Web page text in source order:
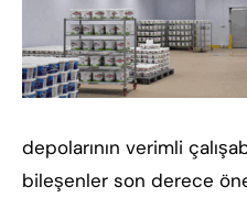
depolarının verimli
bileşenler son derece